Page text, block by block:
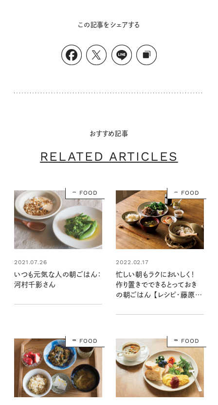
この記事をシェアする
おすすめ記事
RELATED ARTICLES
FOOD
2021.07.26
いつも元気な人の朝ごはん：
河村千影さん
FOOD
2022.02.17
忙しい朝もラクにおいしく！
作り置きでできるとっておき
の朝ごはん 【レシピ・藤原奈
FOOD FOOD